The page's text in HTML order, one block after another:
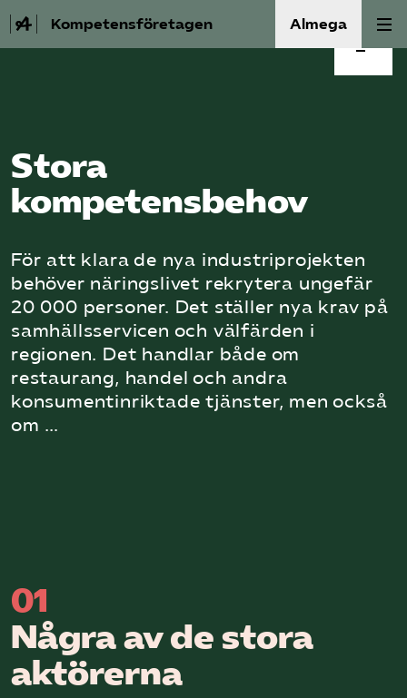
Kompetensföretagen Almega
Auktorisation
Våra frågor
Kurser och aktiviteter
Om oss
Omsättningsstatistik
Logga in på Arbetsgivarguiden
Sök på kompetensforetagen.se
Norra Sverige behöver kompetens
Akut kompetensbrist - aktörerna
Vad säger experterna?
Sammanfattning
Stora
kompetensbehov
För att klara de nya industriprojekten
behöver näringslivet rekrytera ungefär
20 000 personer. Det ställer nya krav på
samhällsservicen och välfärden i
regionen. Det handlar både om
restaurang, handel och andra
konsumentinriktade tjänster, men också
om …
01
Några av de stora
aktörerna